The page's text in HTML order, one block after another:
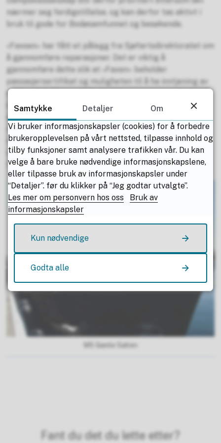
nærmer seg ferdigstillelse, og kan derfor tas aktivt i
bruk til gode for Bodøsamfunnet og besøkende.
«Faxsen» har fått et pålegg fra Sjøfartsdirektoratet om
å gjennomføre reparasjoner. Det er viktig å
gjennomføre dette slik at «Faxen» beholder
passasjersertifikat og muligheten til å ha inntjening av
midler til drift og vedlikehold. Dette er en prioritering
som fylkeskommunen anser som svært viktig, da det er
avgjørende å ha drift på fartøyet for å dekke de
nødvendige driftskostnadene. Fylkesråden avslutter
med å at vi med dette håper at vi på en god måte
støtter og bidrar til at disse to historisk viktige
fartøyene i Bodø kan brukes til glede for alle.
MS Gamle Salten
Fant du det du lette etter?
Samtykke Detaljer
Om
Vi bruker informasjonskapsler (cookies) for å forbedre
brukeropplevelsen på vårt nettsted, tilpasse innhold og
tilby funksjoner samt analysere trafikken vår. Du kan
velge å bare bruke nødvendige informasjonskapslene,
eller tilpasse bruk av informasjonskapsler under
“Detaljer”. før du klikker på “Jeg godtar utvalgte”.
Les mer om personvern hos oss
Bruk av
informasjonskapsler
Kun nødvendige
Godta alle